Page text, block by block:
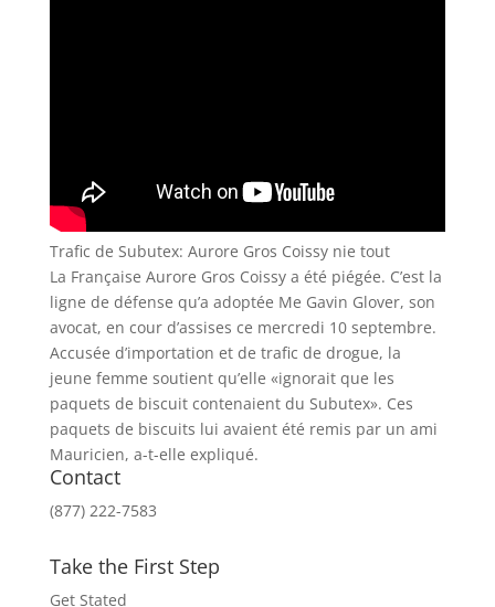
Trafic de Subutex: Aurore Gros Coissy nie tout
La Française Aurore Gros Coissy a été piégée. C’est la
ligne de défense qu’a adoptée Me Gavin Glover, son
avocat, en cour d’assises ce mercredi 10 septembre.
Accusée d’importation et de trafic de drogue, la
jeune femme soutient qu’elle «ignorait que les
paquets de biscuit contenaient du Subutex». Ces
paquets de biscuits lui avaient été remis par un ami
Mauricien, a-t-elle expliqué.
Contact
(877) 222-7583
Take the First Step
Get Stated